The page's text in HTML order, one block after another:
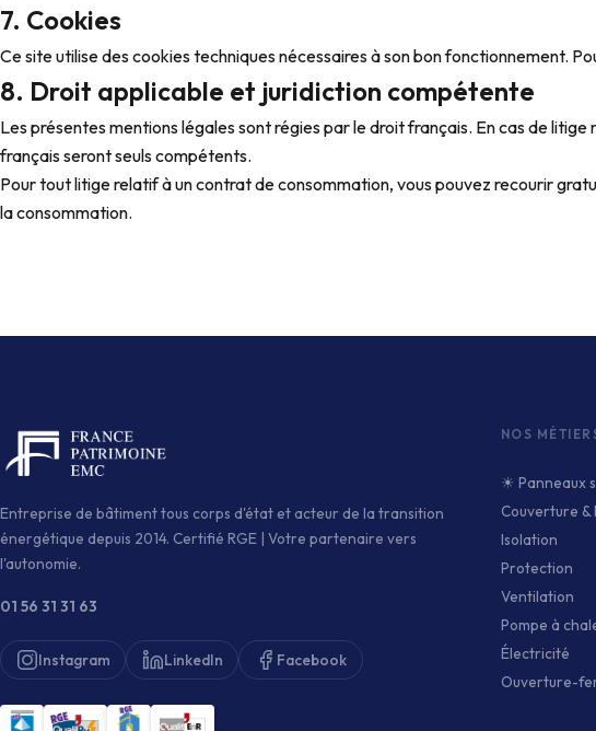
7. Cookies
Ce site utilise des cookies techniques nécessaires à son bon fonctionnement.
8. Droit applicable et juridiction compétente
Les présentes mentions légales sont régies par le droit français. En cas de
français seront seuls compétents.
Pour tout litige relatif à un contrat de consommation, vous pouvez recourir
la consommation.
Entreprise de bâtiment tous corps d'état et acteur de la transition
énergétique depuis 2014. Certifié RGE | Votre partenaire vers
l'autonomie.
01 56 31 31 63
Instagram LinkedIn Facebook
NOS
☀ Panneaux
Couverture &
Isolation
Protection
Ventilation
Pompe à
Électricité
Ouverture-